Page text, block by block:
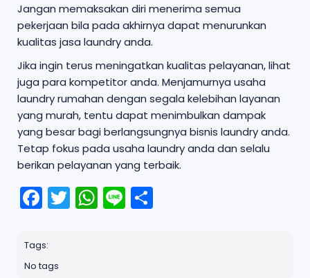
Jangan memaksakan diri menerima semua
pekerjaan bila pada akhirnya dapat menurunkan
kualitas jasa laundry anda.
Jika ingin terus meningatkan kualitas pelayanan, lihat
juga para kompetitor anda. Menjamurnya usaha
laundry rumahan dengan segala kelebihan layanan
yang murah, tentu dapat menimbulkan dampak
yang besar bagi berlangsungnya bisnis laundry anda.
Tetap fokus pada usaha laundry anda dan selalu
berikan pelayanan yang terbaik.
F
a
c
e
T
w
W
h
Li
n
Tags:
No tags